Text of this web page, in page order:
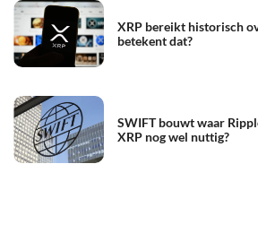
XRP bereikt historisch
betekent dat?
SWIFT bouwt waar
XRP nog wel nuttig?